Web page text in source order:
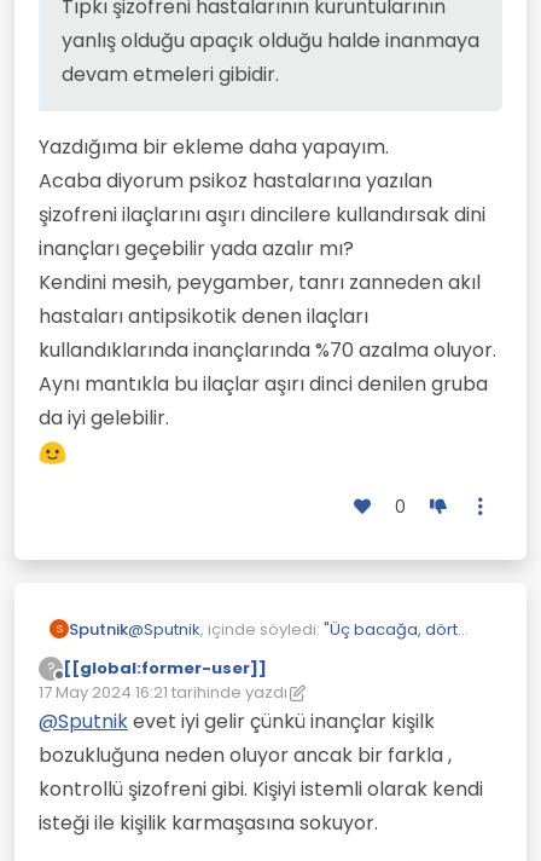
Tıpkı şizofreni hastalarının kuruntularının
yanlış olduğu apaçık olduğu halde inanmaya
devam etmeleri gibidir.
Yazdığıma bir ekleme daha yapayım.
Acaba diyorum psikoz hastalarına yazılan
şizofreni ilaçlarını aşırı dincilere kullandırsak dini
inançları geçebilir yada azalır mı?
Kendini mesih, peygamber, tanrı zanneden akıl
hastaları antipsikotik denen ilaçları
kullandıklarında inançlarında %70 azalma oluyor.
Aynı mantıkla bu ilaçlar aşırı dinci denilen gruba
da iyi gelebilir.
0
S Sputnik@Sputnik, içinde söyledi: "Üç bacağa, dört
Dindarlara inançlarının yanlış olduğunu
ne kadar kanıtlarsan kanıtla yine de
anlayamazlar. Kafadan hastalar çünkü.
Tıpkı şizofreni hastalarının kuruntularının
yanlış olduğu apaçık olduğu halde
inanmaya devam etmeleri gibidir.
Yazdığıma bir ekleme daha yapayım.
Acaba diyorum psikoz hastalarına yazılan
şizofreni ilaçlarını aşırı dincilere kullandırsak
dini inançları geçebilir yada azalır mı?
Kendini mesih, peygamber, tanrı zanneden
?
Çevrimdışı
[[global:former-user]]
17 May 2024 16:21 tarihinde yazdı
Son düzenleyen: [[global:former-user]]
@Sputnikevet iyi gelir çünkü inançlar kişilk
bozukluğuna neden oluyor ancak bir farkla ,
kontrollü şizofreni gibi. Kişiyi istemli olarak kendi
isteği ile kişilik karmaşasına sokuyor.